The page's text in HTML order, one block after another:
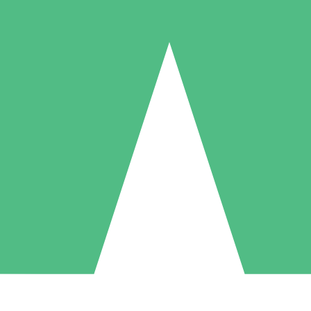
Packs de Crédits Individuels
à l'utilisation avec des crédits de téléchargement. Sans engagement
5 Téléchargements
US$